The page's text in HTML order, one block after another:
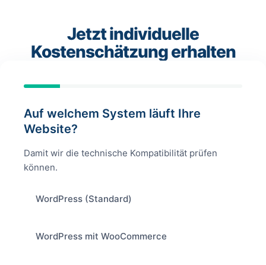
Jetzt individuelle
Kostenschätzung erhalten
Auf welchem System läuft Ihre
Website?
Damit wir die technische Kompatibilität prüfen
können.
WordPress (Standard)
WordPress mit WooCommerce